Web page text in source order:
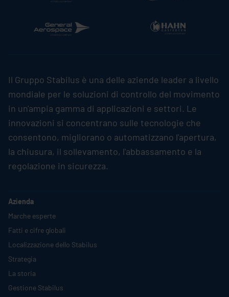
Il Gruppo Stabilus è una delle aziende leader a livello
mondiale per le soluzioni di controllo del movimento
in un'ampia gamma di applicazioni e settori. Le
innovazioni si concentrano sulle tecnologie che
consentono, migliorano o automatizzano l'apertura,
la chiusura, il sollevamento, l'abbassamento e la
regolazione in sicurezza.
Azienda
Marche esperte
Fatti e cifre globali
Localizzazione dello Stabilus
Strategia
La storia
Gestione Stabilus